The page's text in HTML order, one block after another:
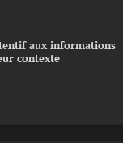
aux informations
contexte